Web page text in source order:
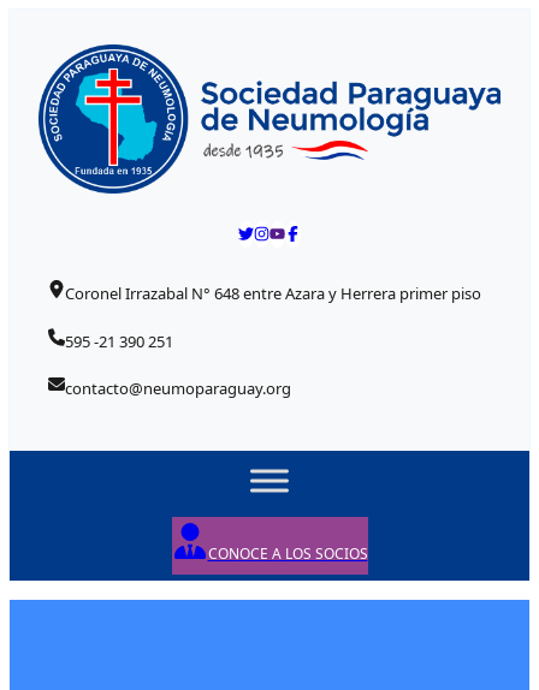
Coronel Irrazabal N° 648 entre Azara y Herrera primer piso
595 -21 390 251
contacto@neumoparaguay.org
CONOCE A LOS SOCIOS